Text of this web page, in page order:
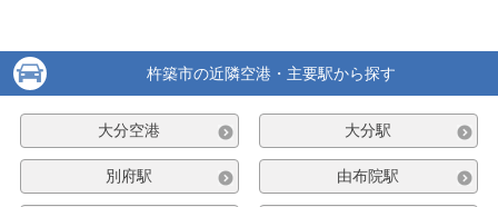
杵築市の近隣空港・主要駅から探す
大分空港 大分駅
別府駅 由布院駅